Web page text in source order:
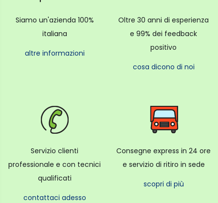
Siamo un'azienda 100%
italiana
altre informazioni
Oltre 30 anni di esperienza
e 99% dei feedback
positivo
cosa dicono di noi
Servizio clienti
professionale e con tecnici
qualificati
contattaci adesso
Consegne express in 24 ore
e servizio di ritiro in sede
scopri di più